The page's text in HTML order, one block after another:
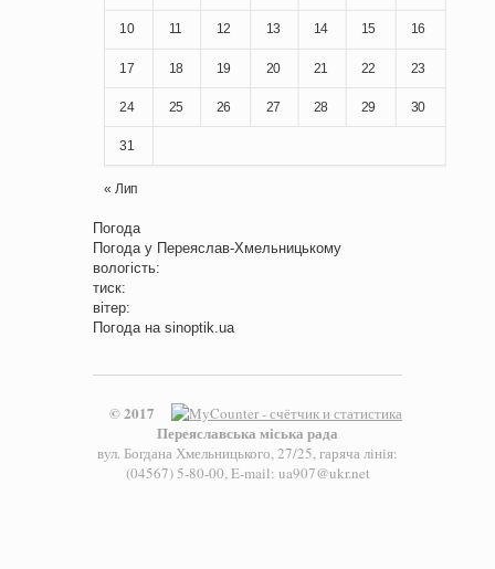
10 11 12 13 14 15 16
17 18 19 20 21 22 23
24 25 26 27 28 29 30
31
« Лип
Погода
Погода у Переяслав-Хмельницькому
вологість:
тиск:
вітер:
Погода на sinoptik.ua
© 2017
Переяславська міська рада
вул. Богдана Хмельницького, 27/25, гаряча лінія:
(04567) 5-80-00, E-mail: ua907@ukr.net